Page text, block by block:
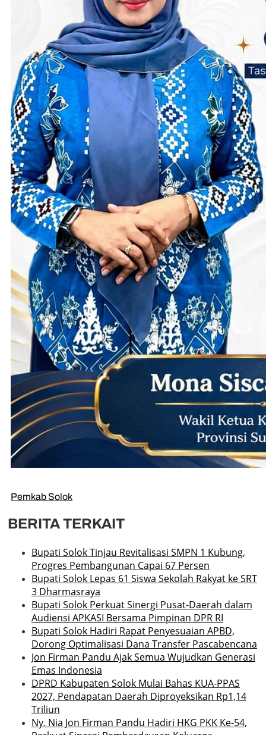
Pemkab Solok
BERITA TERKAIT
Bupati Solok Tinjau Revitalisasi SMPN 1 Kubung,
Progres Pembangunan Capai 67 Persen
Bupati Solok Lepas 61 Siswa Sekolah Rakyat ke SRT
3 Dharmasraya
Bupati Solok Perkuat Sinergi Pusat-Daerah dalam
Audiensi APKASI Bersama Pimpinan DPR RI
Bupati Solok Hadiri Rapat Penyesuaian APBD,
Dorong Optimalisasi Dana Transfer Pascabencana
Jon Firman Pandu Ajak Semua Wujudkan Generasi
Emas Indonesia
DPRD Kabupaten Solok Mulai Bahas KUA-PPAS
2027, Pendapatan Daerah Diproyeksikan Rp1,14
Triliun
Ny. Nia Jon Firman Pandu Hadiri HKG PKK Ke-54,